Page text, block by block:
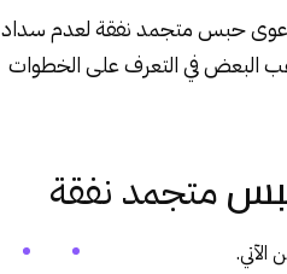
حبس متجمد نفقة لعدم سداد
البعض في التعرف على الخطوات
متجمد نفقة